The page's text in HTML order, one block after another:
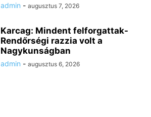
admin - augusztus 7, 2026
Karcag: Mindent felforgattak-
Rendőrségi razzia volt a
Nagykunságban
admin - augusztus 6, 2026